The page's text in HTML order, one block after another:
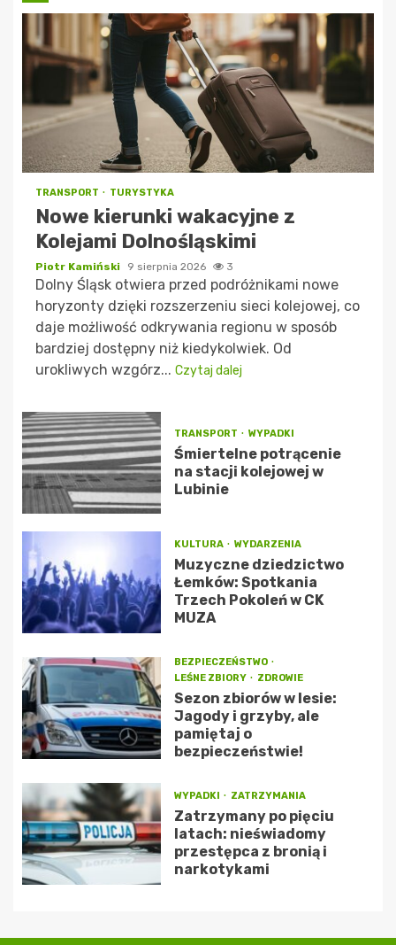
TRANSPORT TURYSTYKA
Nowe kierunki wakacyjne z
Kolejami Dolnośląskimi
Piotr Kamiński 9 sierpnia 2026 3
Dolny Śląsk otwiera przed podróżnikami nowe
horyzonty dzięki rozszerzeniu sieci kolejowej, co
daje możliwość odkrywania regionu w sposób
bardziej dostępny niż kiedykolwiek. Od
urokliwych wzgórz... Czytaj dalej
TRANSPORT WYPADKI
Śmiertelne potrącenie
na stacji kolejowej w
Lubinie
KULTURA WYDARZENIA
Muzyczne dziedzictwo
Łemków: Spotkania
Trzech Pokoleń w CK
MUZA
BEZPIECZEŃSTWO
LEŚNE ZBIORY
ZDROWIE
Sezon zbiorów w lesie:
Jagody i grzyby, ale
pamiętaj o
bezpieczeństwie!
WYPADKI ZATRZYMANIA
Zatrzymany po pięciu
latach: nieświadomy
przestępca z bronią i
narkotykami